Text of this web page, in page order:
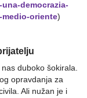
democrazia-
oriente)
duboko šokirala.
opravdanja za
Ali nužan je i